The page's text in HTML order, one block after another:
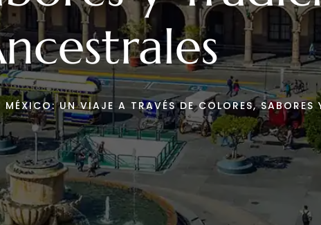
MÉXICO: UN VIAJE A TRAVÉS DE COLORES, SABORES